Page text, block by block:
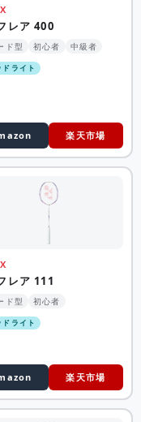
レア 400
ド型 初心者 中級者
ドライト
楽天市場
レア 111
ド型 初心者
ドライト
楽天市場